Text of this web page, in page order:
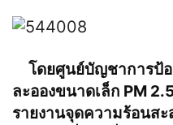
โดยศูนย์บัญชาการป้
ละอองขนาดเล็ก PM
รายงานจุดความร้อนสะ